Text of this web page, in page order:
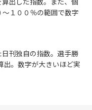
１００％の範囲で数字
刊独自の指数。選手勝
出。数字が大きいほど実